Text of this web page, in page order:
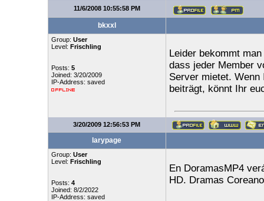
11/6/2008 10:55:58 PM
bkxxl
Group: User
Level: Frischling
Posts: 5
Joined: 3/20/2009
IP-Address: saved
Leider bekommt
dass jeder Member
Server mietet. Wenn
beiträgt, könnt Ihr
3/20/2009 12:56:53 PM
larypage
Group: User
Level: Frischling
Posts: 4
Joined: 8/2/2022
IP-Address: saved
En DoramasMP4
HD. Dramas